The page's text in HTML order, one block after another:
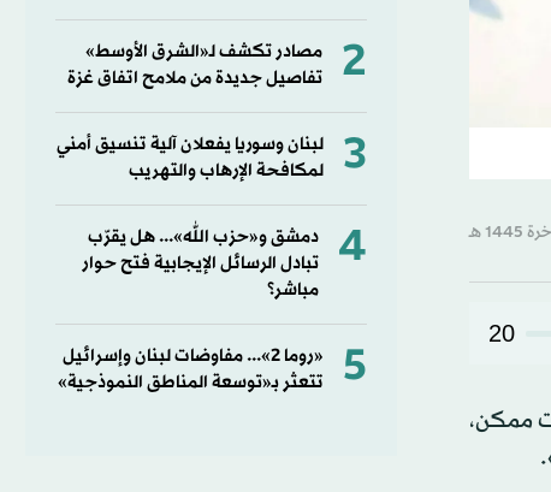
20
ممكن،
2
مصادر تكشف لـ«الشرق الأوسط»
تفاصيل جديدة من ملامح اتفاق غزة
3
لبنان وسوريا يفعلان آلية تنسيق أمني
لمكافحة الإرهاب والتهريب
4
دمشق و«حزب الله»... هل يقرّب
تبادل الرسائل الإيجابية فتح حوار
مباشر؟
5
«روما 2»... مفاوضات لبنان وإسرائيل
تتعثر بـ«توسعة المناطق النموذجية»